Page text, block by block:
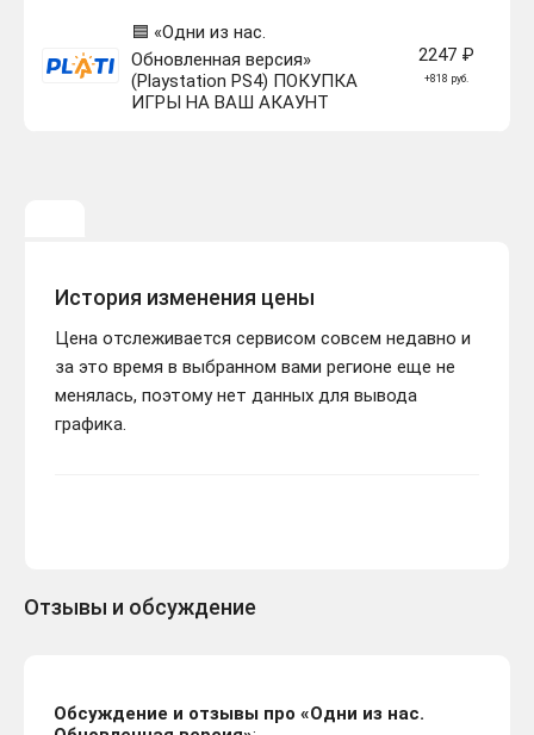
🟦 «Одни из нас.
Обновленная версия»
(Playstation PS4) ПОКУПКА
ИГРЫ НА ВАШ АКАУНТ
2247 ₽
+818 руб.
История изменения цены
Цена отслеживается сервисом совсем недавно и
за это время в выбранном вами регионе еще не
менялась, поэтому нет данных для вывода
графика.
Отзывы и обсуждение
Обсуждение и отзывы про «Одни из нас.